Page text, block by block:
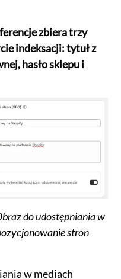
zbiera trzy
indeksacji: tytuł z
hasło sklepu i
do udostępniania w
stron
w mediach